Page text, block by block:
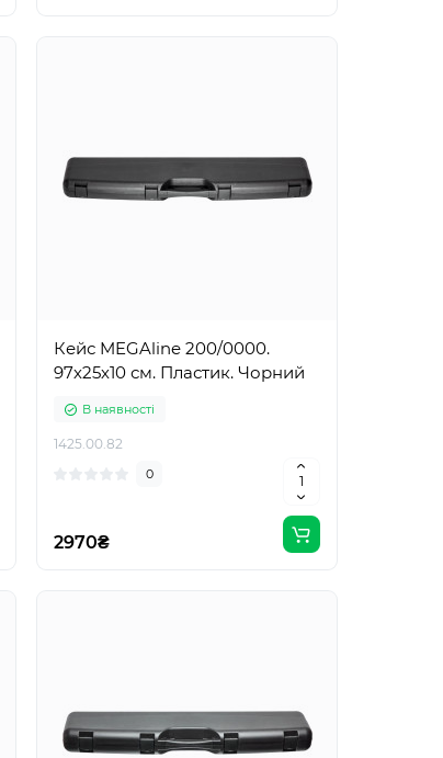
Кейс MEGAline 200/0000.
97х25х10 см. Пластик. Чорний
В наявності
1425.00.82
0
2970₴